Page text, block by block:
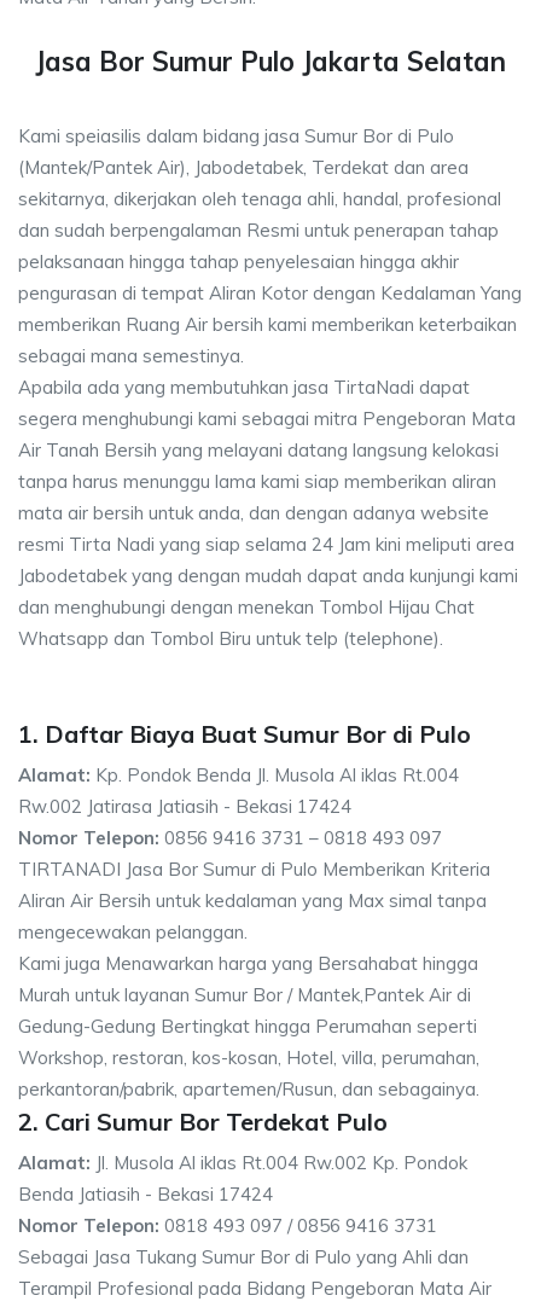
Jasa Bor Sumur Pulo Jakarta Selatan
Kami speiasilis dalam bidang jasa Sumur Bor di Pulo
(Mantek/Pantek Air), Jabodetabek, Terdekat dan area
sekitarnya, dikerjakan oleh tenaga ahli, handal, profesional
dan sudah berpengalaman Resmi untuk penerapan tahap
pelaksanaan hingga tahap penyelesaian hingga akhir
pengurasan di tempat Aliran Kotor dengan Kedalaman Yang
memberikan Ruang Air bersih kami memberikan keterbaikan
sebagai mana semestinya.
Apabila ada yang membutuhkan jasa TirtaNadi dapat
segera menghubungi kami sebagai mitra Pengeboran Mata
Air Tanah Bersih yang melayani datang langsung kelokasi
tanpa harus menunggu lama kami siap memberikan aliran
mata air bersih untuk anda, dan dengan adanya website
resmi Tirta Nadi yang siap selama 24 Jam kini meliputi area
Jabodetabek yang dengan mudah dapat anda kunjungi kami
dan menghubungi dengan menekan Tombol Hijau Chat
Whatsapp dan Tombol Biru untuk telp (telephone).
1. Daftar Biaya Buat Sumur Bor di Pulo
Alamat: Kp. Pondok Benda Jl. Musola Al iklas Rt.004
Rw.002 Jatirasa Jatiasih - Bekasi 17424
Nomor Telepon: 0856 9416 3731 – 0818 493 097
TIRTANADI Jasa Bor Sumur di Pulo Memberikan Kriteria
Aliran Air Bersih untuk kedalaman yang Max simal tanpa
mengecewakan pelanggan.
Kami juga Menawarkan harga yang Bersahabat hingga
Murah untuk layanan Sumur Bor / Mantek,Pantek Air di
Gedung-Gedung Bertingkat hingga Perumahan seperti
Workshop, restoran, kos-kosan, Hotel, villa, perumahan,
perkantoran/pabrik, apartemen/Rusun, dan sebagainya.
2. Cari Sumur Bor Terdekat Pulo
Alamat: Jl. Musola Al iklas Rt.004 Rw.002 Kp. Pondok
Benda Jatiasih - Bekasi 17424
Nomor Telepon: 0818 493 097 / 0856 9416 3731
Sebagai Jasa Tukang Sumur Bor di Pulo yang Ahli dan
Terampil Profesional pada Bidang Pengeboran Mata Air